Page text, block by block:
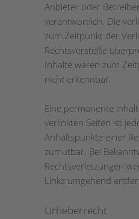
Anbieter oder
verantwortlich. Die
zum Zeitpunkt der
Rechtsverstöße
Inhalte waren zum
nicht erkennbar.
Eine permanente
verlinkten Seiten ist
Anhaltspunkte einer
zumutbar. Bei
Rechtsverletzungen
Links umgehend
Urheberrecht